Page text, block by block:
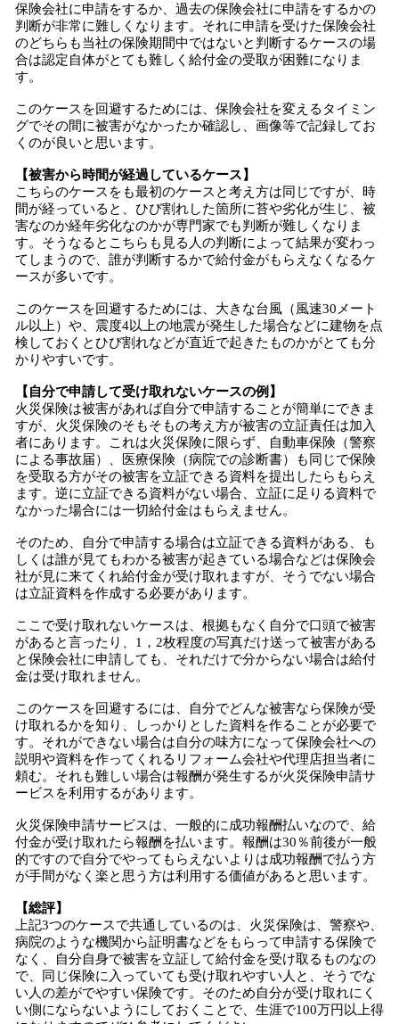
保険会社に申請をするか、過去の保険会社に申請をするかの
判断が非常に難しくなります。それに申請を受けた保険会社
のどちらも当社の保険期間中ではないと判断するケースの場
合は認定自体がとても難しく給付金の受取が困難になりま
す。
このケースを回避するためには、保険会社を変えるタイミン
グでその間に被害がなかったか確認し、画像等で記録してお
くのが良いと思います。
【被害から時間が経過しているケース】
こちらのケースをも最初のケースと考え方は同じですが、時
間が経っていると、ひび割れした箇所に苔や劣化が生じ、被
害なのか経年劣化なのかが専門家でも判断が難しくなりま
す。そうなるとこちらも見る人の判断によって結果が変わっ
てしまうので、誰が判断するかで給付金がもらえなくなるケ
ースが多いです。
このケースを回避するためには、大きな台風（風速30メート
ル以上）や、震度4以上の地震が発生した場合などに建物を点
検しておくとひび割れなどが直近で起きたものかがとても分
かりやすいです。
【自分で申請して受け取れないケースの例】
火災保険は被害があれば自分で申請することが簡単にできま
すが、火災保険のそもそもの考え方が被害の立証責任は加入
者にあります。これは火災保険に限らず、自動車保険（警察
による事故届）、医療保険（病院での診断書）も同じで保険
を受取る方がその被害を立証できる資料を提出したらもらえ
ます。逆に立証できる資料がない場合、立証に足りる資料で
なかった場合には一切給付金はもらえません。
そのため、自分で申請する場合は立証できる資料がある、も
しくは誰が見てもわかる被害が起きている場合などは保険会
社が見に来てくれ給付金が受け取れますが、そうでない場合
は立証資料を作成する必要があります。
ここで受け取れないケースは、根拠もなく自分で口頭で被害
があると言ったり、1，2枚程度の写真だけ送って被害がある
と保険会社に申請しても、それだけで分からない場合は給付
金は受け取れません。
このケースを回避するには、自分でどんな被害なら保険が受
け取れるかを知り、しっかりとした資料を作ることが必要で
す。それができない場合は自分の味方になって保険会社への
説明や資料を作ってくれるリフォーム会社や代理店担当者に
頼む。それも難しい場合は報酬が発生するが火災保険申請サ
ービスを利用するがあります。
火災保険申請サービスは、一般的に成功報酬払いなので、給
付金が受け取れたら報酬を払います。報酬は30％前後が一般
的ですので自分でやってもらえないよりは成功報酬で払う方
が手間がなく楽と思う方は利用する価値があると思います。
【総評】
上記3つのケースで共通しているのは、火災保険は、警察や、
病院のような機関から証明書などをもらって申請する保険で
なく、自分自身で被害を立証して給付金を受け取るものなの
で、同じ保険に入っていても受け取れやすい人と、そうでな
い人の差がでやすい保険です。そのため自分が受け取れにく
い側にならないようにしておくことで、生涯で100万円以上得